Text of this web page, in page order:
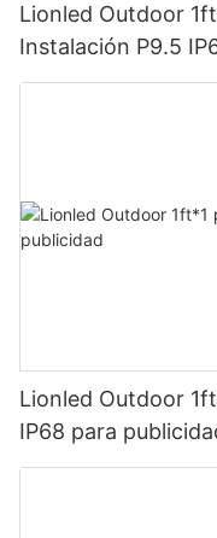
Lionled Outdoor
Instalación P9.5
Lionled Outdoor
IP68 para